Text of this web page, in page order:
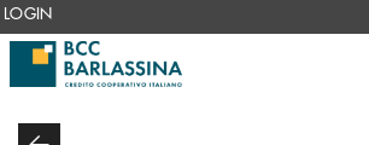
Salta al contenuto principale
LOGIN